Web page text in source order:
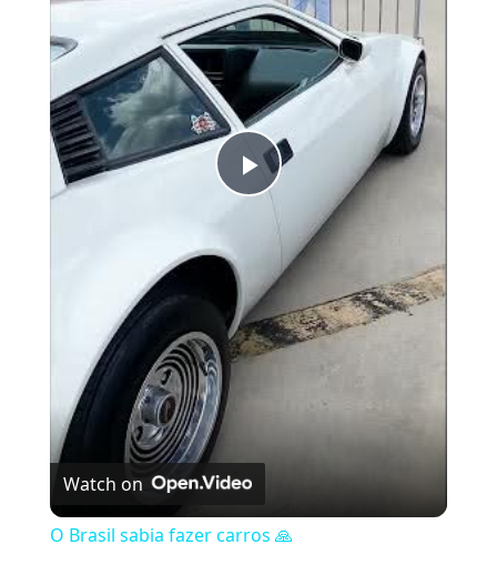
Play Video
Watch on
O Brasil sabia fazer carros 🙏